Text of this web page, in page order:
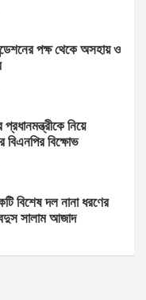
পক্ষ থেকে অসহায় ও
নিয়ে
বিএনপির বিক্ষোভ
বিশেষ দল নানা ধরণের
সালাম আজাদ